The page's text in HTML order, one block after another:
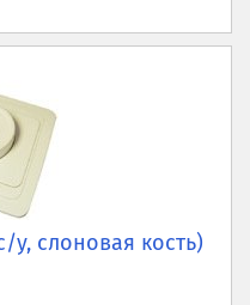
у, слоновая кость)